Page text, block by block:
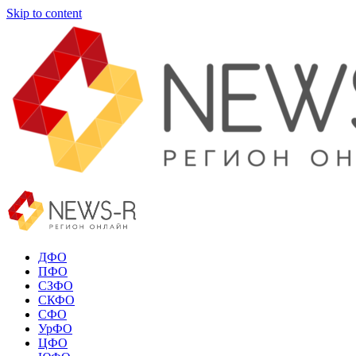
Skip to content
ДФО
ПФО
СЗФО
СКФО
СФО
УрФО
ЦФО